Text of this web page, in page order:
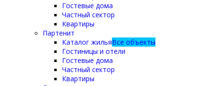
Гостевые дома
Частный сектор
Квартиры
Партенит
Каталог жильяВсе объекты
Гостиницы и отели
Гостевые дома
Частный сектор
Квартиры